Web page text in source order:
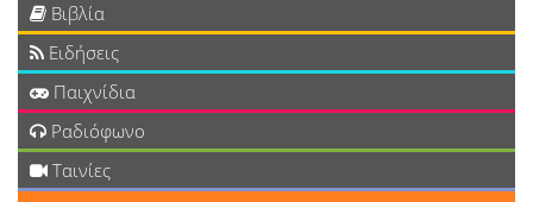
Βιβλία
Ειδήσεις
Παιχνίδια
Ραδιόφωνο
Ταινίες